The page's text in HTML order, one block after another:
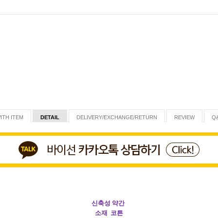
ITEM DETAIL DELIVERY/EXCHANGE/RETURN REVIEW
신축성 약간
소재 코튼